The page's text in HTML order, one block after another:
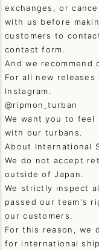
exchanges, or
with us before
customers to
contact form.
And we
For all new
Instagram.
@ripmon_turban
We want you to feel
with our turbans.
About International
We do not accept
outside of Japan.
We strictly inspect
passed our team's
our customers.
For this reason, we
for international